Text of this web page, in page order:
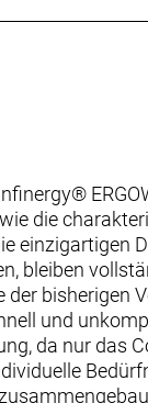
die
einzigartigen
bleiben
bisherigen
und
da nur das